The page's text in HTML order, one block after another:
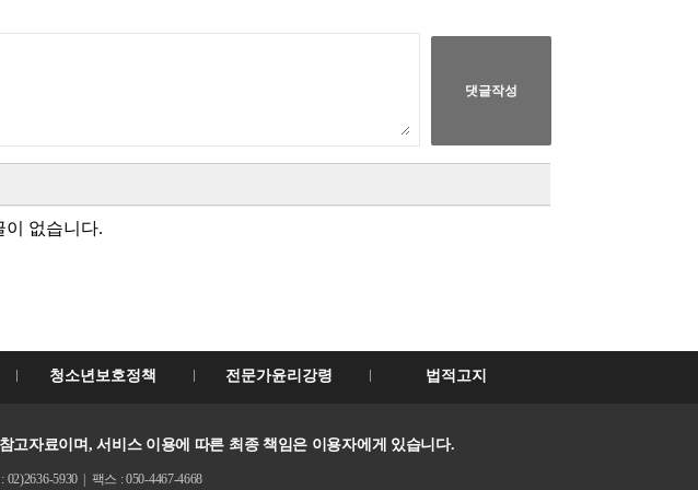
이 없습니다.
청소년보호정책 전문가윤리강령 법적고지
고자료이며, 서비스 이용에 따른 최종 책임은 이용자에게 있습니다.
5930 | 팩스 : 050-4467-4668